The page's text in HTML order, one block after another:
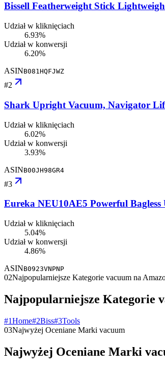
Bissell Featherweight Stick
Udział w kliknięciach
6.93%
Udział w konwersji
6.20%
ASINB081HQFJWZ
#2
Shark Upright Vacuum, Navigator
Udział w kliknięciach
6.02%
Udział w konwersji
3.93%
ASINB00JH98GR4
#3
Eureka NEU10AE5 Powerful
Udział w kliknięciach
5.04%
Udział w konwersji
4.86%
ASINB0923VNPNP
02Najpopularniejsze Kategorie vacuum na
Najpopularniejsze Kategorie
#1Home#2Biss#3Tools
03Najwyżej Oceniane Marki vacuum
Najwyżej Oceniane Marki